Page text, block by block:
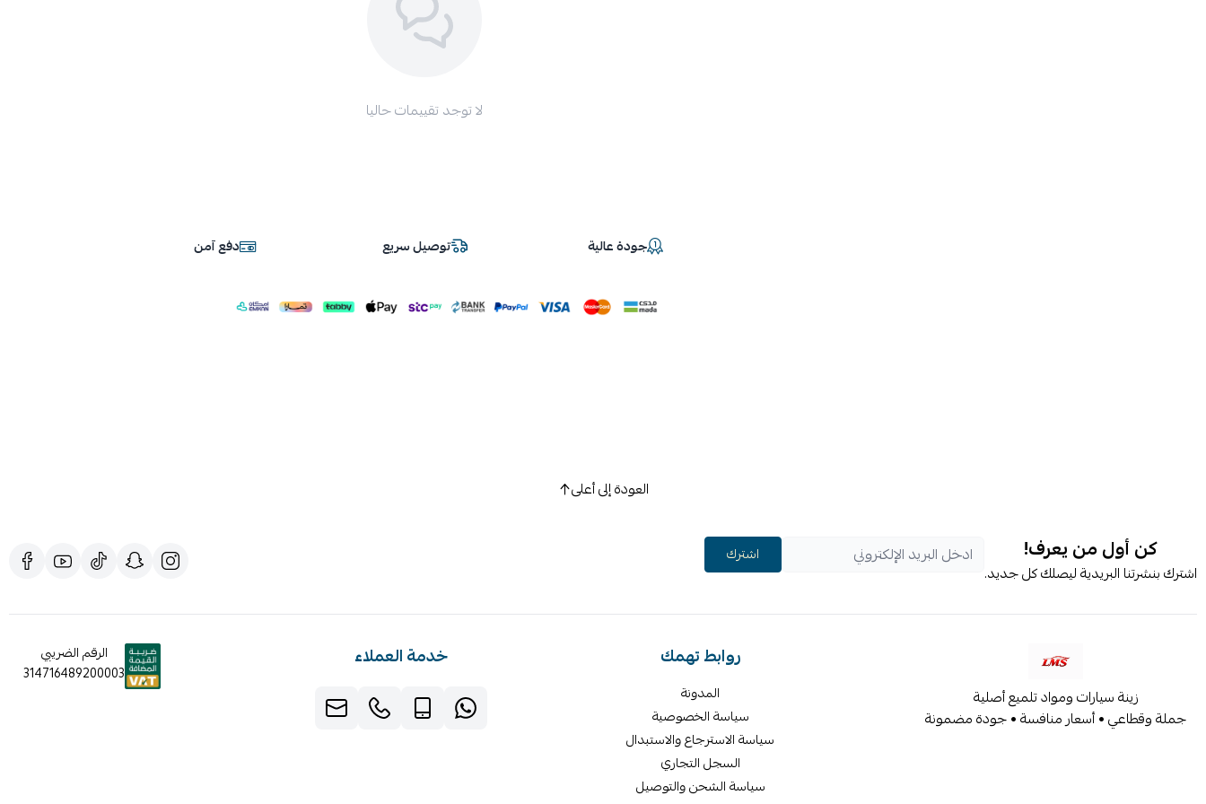
لا توجد تقييمات حاليا
جودة عالية توصيل سريع دفع آمن
العودة إلى أعلى
كن أول من يعرف!
اشترك بنشرتنا البريدية ليصلك كل جديد.
اشترك
زينة سيارات ومواد تلميع أصلية
جملة وقطاعي • أسعار منافسة • جودة مضمونة
روابط تهمك
المدونة
سياسة الخصوصية
سياسة الاسترجاع والاستبدال
السجل التجاري
سياسة الشحن والتوصيل
خدمة العملاء
الرقم الضريبي
314716489200003